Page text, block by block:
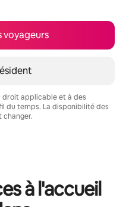
voyageurs
droit applicable et à des
du temps. La disponibilité des
changer.
à l'accueil